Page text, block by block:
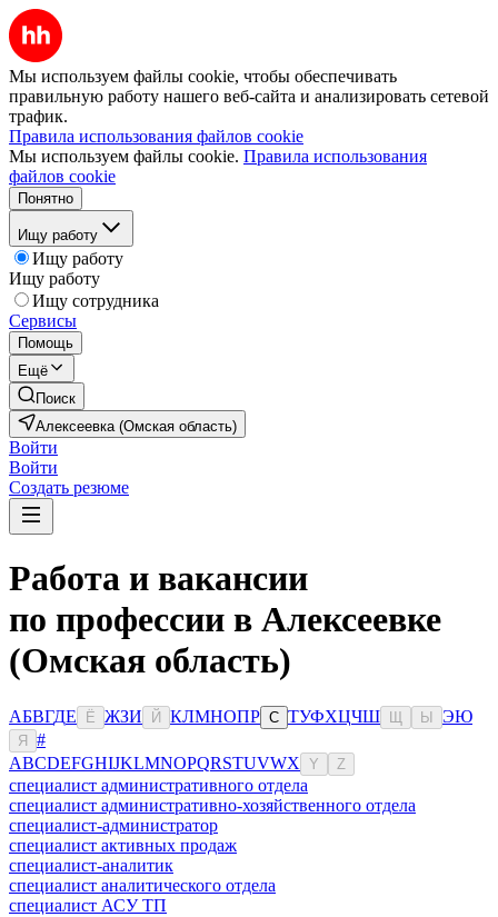
Мы используем файлы cookie, чтобы обеспечивать
правильную работу нашего веб-сайта и анализировать сетевой
трафик.
Правила использования файлов cookie
Мы используем файлы cookie. Правила использования
файлов cookie
Понятно
Ищу работу
Ищу работу
Ищу работу
Ищу сотрудника
Сервисы
Помощь
Ещё
Поиск
Алексеевка (Омская область)
Войти
Войти
Создать резюме
Работа и вакансии
по профессии в Алексеевке
(Омская область)
АБВГДЕ Ё ЖЗИ Й КЛМНОПР С ТУФХЦЧШ Ы ЭЮ
Я
#
ABCDEFGHIJKLMNOPQRSTUVWX Y Z
специалист административного отдела
специалист административно-хозяйственного отдела
специалист-администратор
специалист активных продаж
специалист-аналитик
специалист аналитического отдела
специалист АСУ ТП